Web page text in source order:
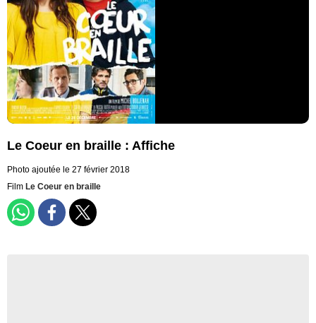
Le Coeur en braille : Affiche
Photo ajoutée le 27 février 2018
Film Le Coeur en braille